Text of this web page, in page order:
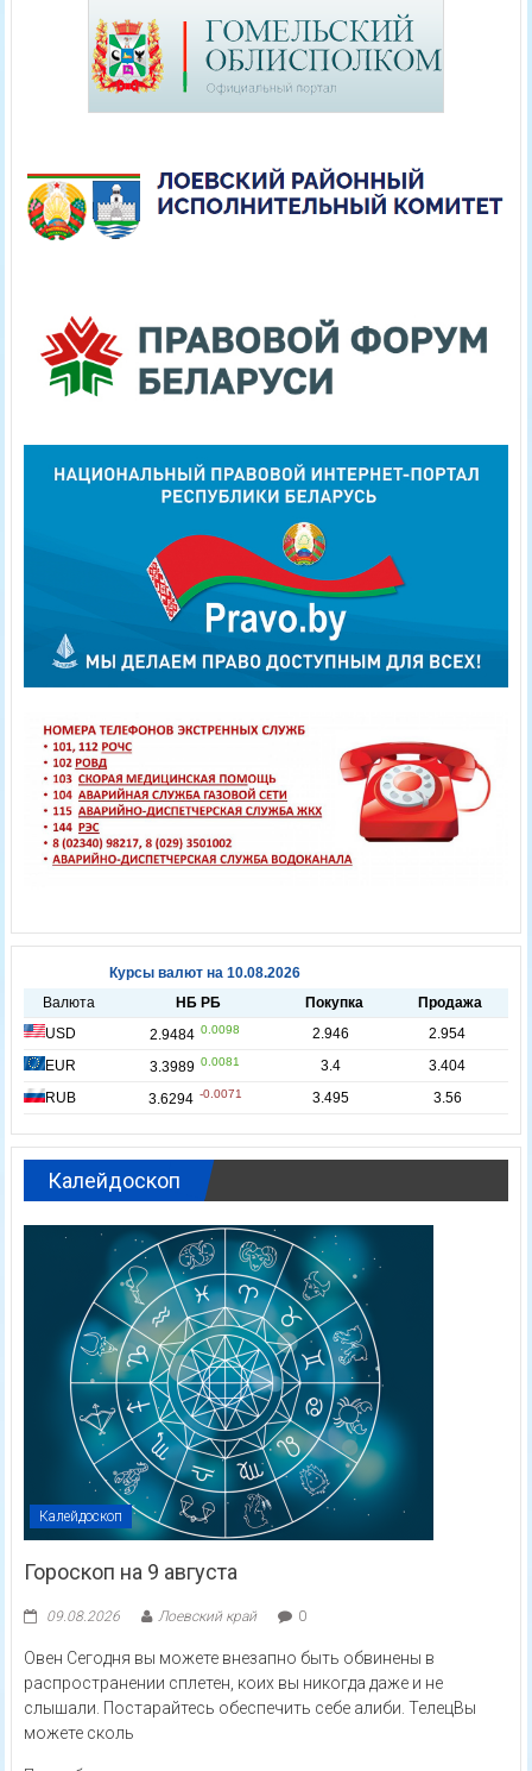
Калейдоскоп
Калейдоскоп
Гороскоп на 9 августа
09.08.2026 Лоевский край 0
Овен Сегодня вы можете внезапно быть обвинены в
распространении сплетен, коих вы никогда даже и не
слышали. Постарайтесь обеспечить себе алиби. ТелецВы
можете сколь